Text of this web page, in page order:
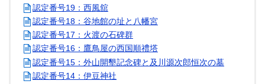
認定番号19：西風舘
認定番号18：谷地館の址と八幡宮
認定番号17：火渡の石碑群
認定番号16：鷹鳥屋の西国順禮塔
認定番号15：外山開墾記念碑と及川源次郎恒次の墓
認定番号14：伊豆神社